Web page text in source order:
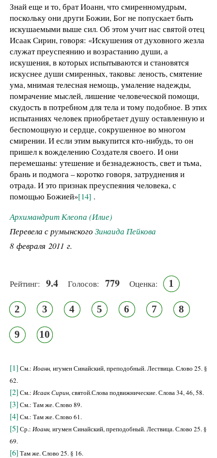
Знай еще и то, брат Иоанн, что смиренномудрым,
поскольку они други Божии, Бог не попускает быть
искушаемыми выше сил. Об этом учит нас святой отец
Исаак Сирин, говоря: «Искушения от духовного жезла
служат преуспеянию и возрастанию души, а
искушения, в которых испытываются и становятся
искуснее души смиренных, таковы: леность, смятение
ума, мнимая телесная немощь, умаление надежды,
помрачение мыслей, лишение человеческой помощи,
скудость в потребном для тела и тому подобное. В этих
испытаниях человек приобретает душу оставленную и
беспомощную и сердце, сокрушенное во многом
смирении. И если этим выкупится кто-нибудь, то он
пришел к вожделению Создателя своего. И они
перемешаны: утешение и безнадежность, свет и тьма,
брань и подмога – коротко говоря, затруднения и
отрада. И это признак преуспеяния человека, с
помощью Божией»[14] .
Архимандрит Клеопа (Илие)
Перевела с румынского Зинаида Пейкова
8 февраля 2011 г.
Рейтинг: 9.4 Голосов: 779 Оценка: 1
2 3 4 5 6 7 8
9 10
[1] См.: Иоанн, игумен Синайский, преподобный. Лествица. Слово 25. §
62.
[2] См.: Исаак Сирин, святой.Слова подвижнические. Слова 34, 46, 58.
[3] См.: Там же. Слово 89.
[4] См.: Там же. Слово 61.
[5] Ср.: Иоанн, игумен Синайский, преподобный. Лествица. Слово 25. §
69.
[6] Там же. Слово 25. § 16.